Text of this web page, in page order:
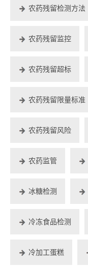
农药残留检测方法
农药残留监控
农药残留超标
农药残留限量标准
农药残留风险
农药监管
冰糖检测
冷冻食品检测
冷加工蛋糕